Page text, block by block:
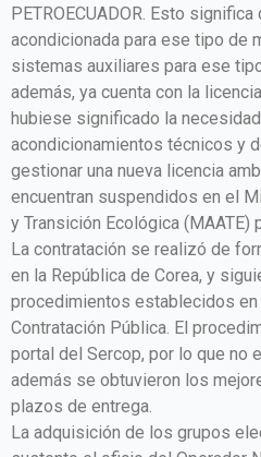
PETROECUADOR. Esto
acondicionada para ese tipo de
sistemas auxiliares para ese
además, ya cuenta con la
hubiese significado la
acondicionamientos técnicos y
gestionar una nueva licencia
encuentran suspendidos en el
y Transición Ecológica
La contratación se realizó de
en la República de Corea, y
procedimientos establecidos en
Contratación Pública. El
portal del Sercop, por lo que no
además se obtuvieron los
plazos de entrega.
La adquisición de los grupos